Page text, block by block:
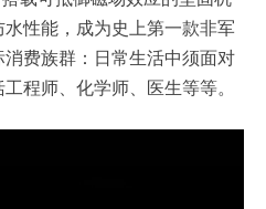
性能，成为史上第一款非军
费族群：日常生活中须面对
程师、化学师、医生等等。